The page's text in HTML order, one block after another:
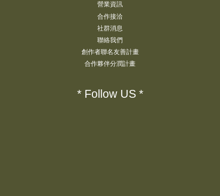
營業資訊
合作接洽
社群消息
聯絡我們
創作者聯名友善計畫
合作夥伴分潤計畫
* Follow US *